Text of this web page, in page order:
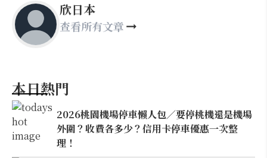
欣日本
查看所有文章
本日熱門
2026桃園機場停車懶人包／要停桃機還是機場
外圍？收費各多少？信用卡停車優惠一次整
理！